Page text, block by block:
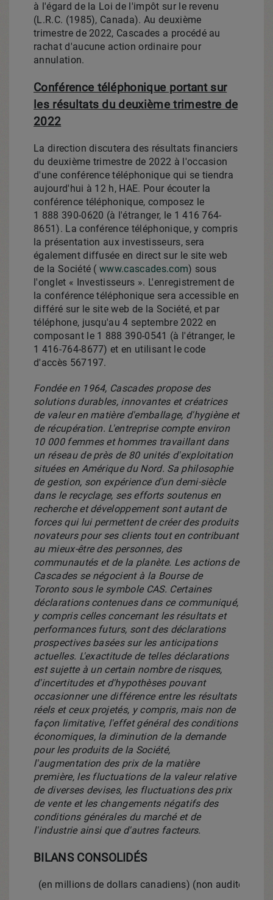
à l'égard de la Loi de l'impôt sur le revenu
(L.R.C. (1985), Canada). Au deuxième
trimestre de 2022, Cascades a procédé au
rachat d'aucune action ordinaire pour
annulation.
Conférence téléphonique portant sur
les résultats du deuxième trimestre de
2022
La direction discutera des résultats financiers
du deuxième trimestre de 2022 à l'occasion
d'une conférence téléphonique qui se tiendra
aujourd'hui à 12 h, HAE. Pour écouter la
conférence téléphonique, composez le
1 888 390-0620 (à l'étranger, le 1 416 764-
8651). La conférence téléphonique, y compris
la présentation aux investisseurs, sera
également diffusée en direct sur le site web
de la Société (www.cascades.com) sous
l'onglet « Investisseurs ». L'enregistrement de
la conférence téléphonique sera accessible en
différé sur le site web de la Société, et par
téléphone, jusqu'au 4 septembre 2022 en
composant le 1 888 390-0541 (à l'étranger, le
1 416-764-8677) et en utilisant le code
d'accès 567197.
Fondée en 1964, Cascades propose des
solutions durables, innovantes et créatrices
de valeur en matière d'emballage, d'hygiène et
de récupération. L'entreprise compte environ
10 000 femmes et hommes travaillant dans
un réseau de près de 80 unités d'exploitation
situées en Amérique du Nord. Sa philosophie
de gestion, son expérience d'un demi-siècle
dans le recyclage, ses efforts soutenus en
recherche et développement sont autant de
forces qui lui permettent de créer des produits
novateurs pour ses clients tout en contribuant
au mieux-être des personnes, des
communautés et de la planète. Les actions de
Cascades se négocient à la Bourse de
Torontosous le symbole CAS. Certaines
déclarations contenues dans ce communiqué,
y compris celles concernant les résultats et
performances futurs, sont des déclarations
prospectives basées sur les anticipations
actuelles. L'exactitude de telles déclarations
est sujette à un certain nombre de risques,
d'incertitudes et d'hypothèses pouvant
occasionner une différence entre les résultats
réels et ceux projetés, y compris, mais non de
façon limitative, l'effet général des conditions
économiques, la diminution de la demande
pour les produits de la Société,
l'augmentation des prix de la matière
première, les fluctuations de la valeur relative
de diverses devises, les fluctuations des prix
de vente et les changements négatifs des
conditions générales du marché et de
l'industrie ainsi que d'autres facteurs.
BILANS CONSOLIDÉS
(en millions de dollars canadiens) (non audités)